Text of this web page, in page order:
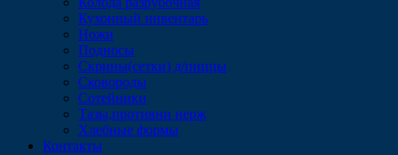
Кухонный инвентарь
Ножи
Подносы
Скрины(сетки) д/пиццы
Сковороды
Сотейники
Тазы,противни нерж
Хлебные формы
Контакты